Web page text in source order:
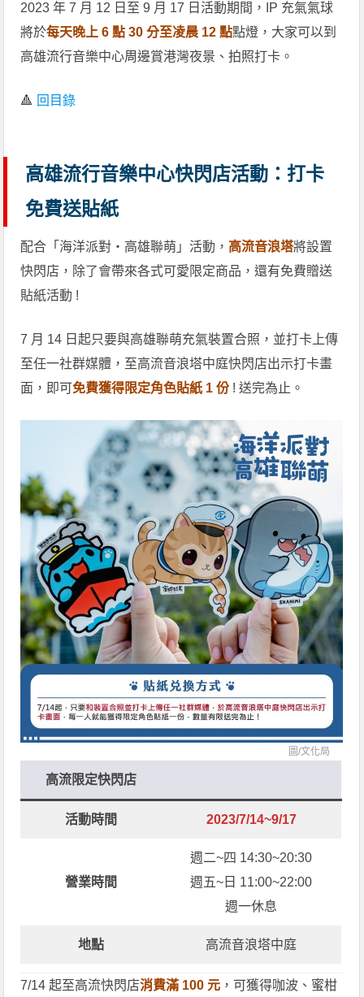
2023 年 7 月 12 日至 9 月 17 日活動期間，IP 充氣氣球
將於每天晚上 6 點 30 分至凌晨 12 點點燈，大家可以到
高雄流行音樂中心周邊賞港灣夜景、拍照打卡。
🔺 回目錄
高雄流行音樂中心快閃店活動：打卡
免費送貼紙
配合「海洋派對・高雄聯萌」活動， 高流音浪塔將設置
快閃店，除了會帶來各式可愛限定商品，還有免費贈送
貼紙活動 !
7 月 14 日起只要與高雄聯萌充氣裝置合照，並打卡上傳
至任一社群媒體，至高流音浪塔中庭快閃店出示打卡畫
面，即可免費獲得限定角色貼紙 1 份 ! 送完為止。
圖/文化局
高流限定快閃店
活動時間 2023/7/14~9/17
營業時間
週二~四 14:30~20:30
週五~日 11:00~22:00
週一休息
地點 高流音浪塔中庭
7/14 起至高流快閃店消費滿 100 元 ，可獲得咖波、蜜柑